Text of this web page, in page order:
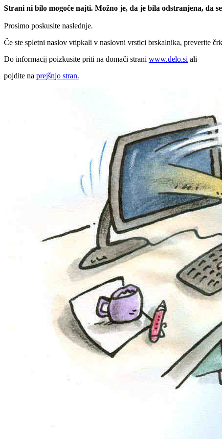
Strani ni bilo mogoče najti. Možno je, da je bila odstranjena, da
Prosimo poskusite naslednje.
Če ste spletni naslov vtipkali v naslovni vrstici brskalnika, preverite
Do informacij poizkusite priti na domači strani www.delo.si ali
pojdite na prejšnjo stran.